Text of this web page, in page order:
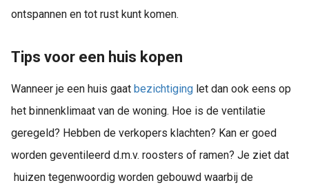
ontspannen en tot rust kunt komen.
Tips voor een huis kopen
Wanneer je een huis gaat bezichtiging let dan ook eens op
het binnenklimaat van de woning. Hoe is de ventilatie
geregeld? Hebben de verkopers klachten? Kan er goed
worden geventileerd d.m.v. roosters of ramen? Je ziet dat
huizen tegenwoordig worden gebouwd waarbij de